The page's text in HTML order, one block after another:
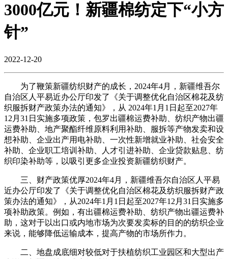
3000亿元！新疆棉纺定下“小方
针”
2022-12-20
为了鞭策新疆纺织财产的成长，2024年4月，新疆维吾尔
自治区人平易近办公厅印发了《关于调整优化自治区棉花及纺
织服拆财产政策办法的通知》，从 2024年1月1日起至2027年
12月31日实施多项政策，包罗出疆棉运费补助、纺织产物出疆
运费补助、地产聚酯纤维原料利用补助、服拆等产物发卖和设
想补助、企业出产用电补助、一次性新增就业补助、社会安全
补助、企业职工培训补助、人才引进补助、企业贷款贴息、纺
织印染补助等，以吸引更多企业投资新疆纺织财产。
三、财产政策优厚2024年4月，新疆维吾尔自治区人平易
近办公厅印发了《关于调整优化自治区棉花及纺织服拆财产政
策办法的通知》，从2024年1月1日起至2027年12月31日实施多
项补助政策。例如，有出疆棉运费补助、纺织产物出疆运费补
助，这对于以出口或内地市场为次要发卖标的目的的纺织企业
来说，能够降低运输成本，提高产物的市场所作力。
二、地盘成底细对较低对于扶植纺织工业园区和大型出产